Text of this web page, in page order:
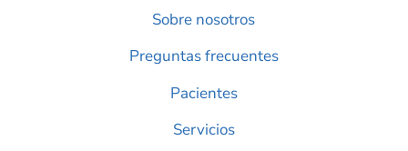
Sobre nosotros
Preguntas frecuentes
Pacientes
Servicios